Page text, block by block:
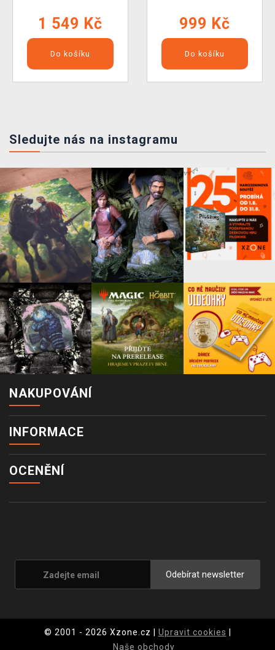
1 549 Kč
Do košíku
999 Kč
Do košíku
Sledujte nás na instagramu
NAKUPOVÁNÍ
INFORMACE
OCENĚNÍ
Odebírat newsletter
© 2001 - 2026 Xzone.cz | Upravit cookies
Naše obchody